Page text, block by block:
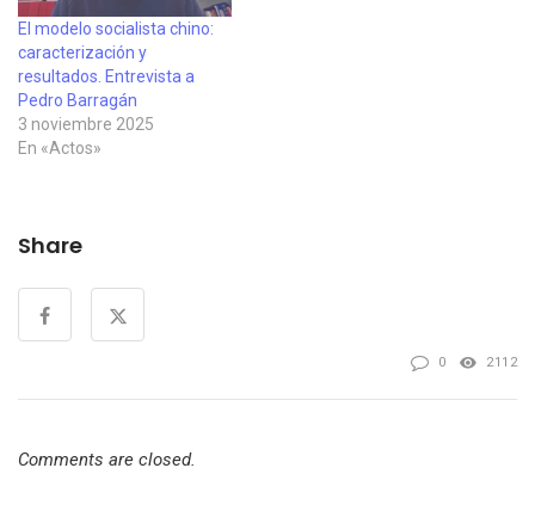
El modelo socialista chino:
caracterización y
resultados. Entrevista a
Pedro Barragán
3 noviembre 2025
En «Actos»
Share
0 2112
Comments are closed.